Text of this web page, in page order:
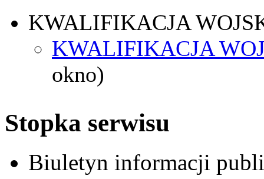
KWALIFIKACJA
KWALIFIKACJA
okno)
Stopka serwisu
Biuletyn informacji